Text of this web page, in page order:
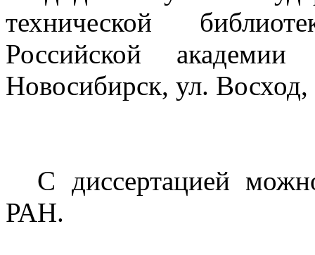
технической
Российской
Новосибирск, ул. Восход,
С диссертацией
РАН.